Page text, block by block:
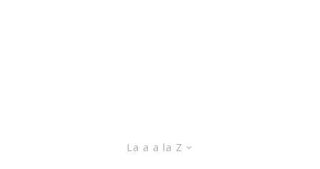
La a a la Z